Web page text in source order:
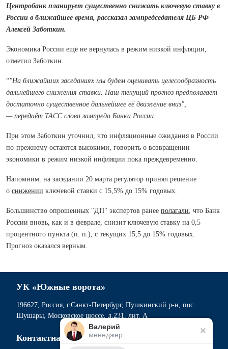
Центробанк планирует существенно снижать ключевую ставку в
России в ближайшее время, рассказал зампредседателя ЦБ РФ
Алексей Заботкин.
Экономика России ещё не вернулась в режим низкой инфляции,
отметил Заботкин.
“"На ближайших заседаниях мы будем оценивать целесообразность
дальнейшего снижения ставки. Наш текущий прогноз предполагает
достаточно существенное дальнейшее её движение вниз",
— передаёт ТАСС слова зампреда Банка России.
При этом Заботкин уточнил, что инфляционные ожидания в России
по-прежнему остаются высокими, говорить о возвращении
экономики в режим низкой инфляции пока преждевременно.
Напомним: на заседании 20 марта регулятор принял решение
о снижении ключевой ставки с 15,5% до 15% годовых.
Большинство опрошенных "ДП" экспертов ранее полагали, что Банк
России вновь, как и в феврале, снизит ключевую ставку на 0,5
процентного пункта (п. п.), с текущих 15,5 до 15% годовых.
Прогноз оказался верным.
УК «Южные ворота»
196627, Россия, г.Санкт-Петербург, Пушкинский р-н, пос.
Шушары, Московское шоссе, д.231, лит. А
Контактная информация
Валерий
менеджер